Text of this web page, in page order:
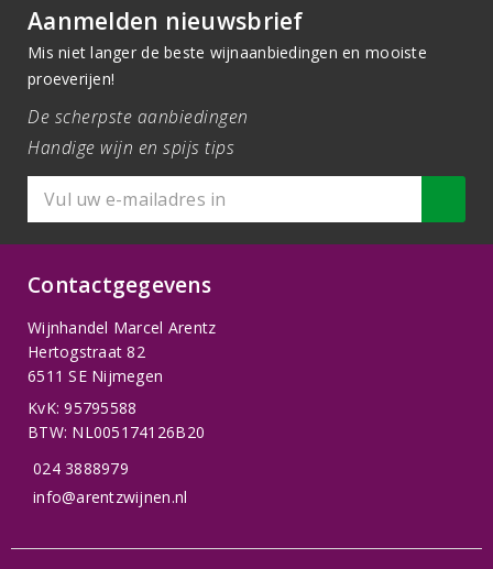
Aanmelden nieuwsbrief
Mis niet langer de beste wijnaanbiedingen en mooiste
proeverijen!
De scherpste aanbiedingen
Handige wijn en spijs tips
Contactgegevens
Wijnhandel Marcel Arentz
Hertogstraat 82
6511 SE Nijmegen
KvK: 95795588
BTW: NL005174126B20
024 3888979
info@arentzwijnen.nl